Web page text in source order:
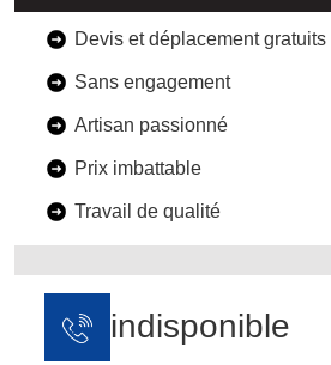
Devis et déplacement gratuits
Sans engagement
Artisan passionné
Prix imbattable
Travail de qualité
indisponible